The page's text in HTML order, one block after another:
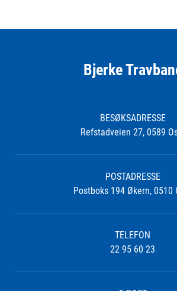
Bjerke
BESØKSADRESSE
Refstadveien 27, 0589
POSTADRESSE
Postboks 194 Økern, 0510
TELEFON
22 95 60 23